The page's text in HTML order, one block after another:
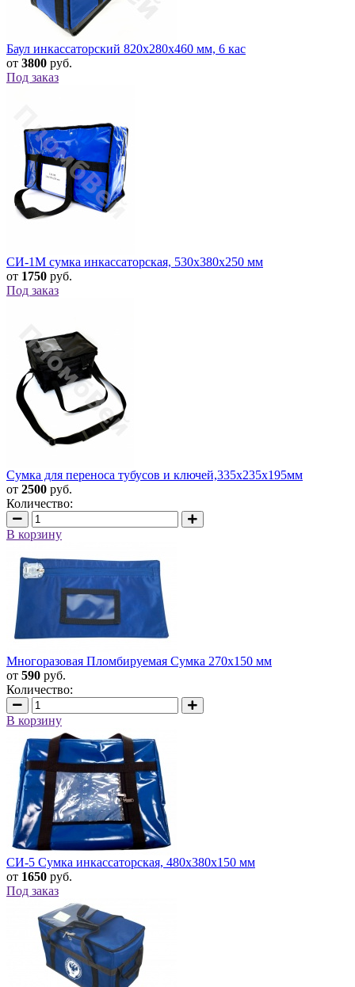
Баул инкассаторский 820х280х460 мм, 6 кас
от 3800 руб.
Под заказ
СИ-1М сумка инкассаторская, 530х380х250 мм
от 1750 руб.
Под заказ
Сумка для переноса тубусов и ключей,335х235х195мм
от 2500 руб.
Количество:
В корзину
Многоразовая Пломбируемая Сумка 270х150 мм
от 590 руб.
Количество:
В корзину
СИ-5 Сумка инкассаторская, 480х380х150 мм
от 1650 руб.
Под заказ